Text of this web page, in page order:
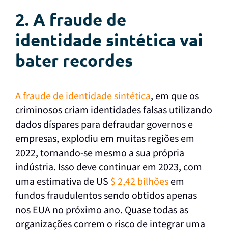
2. A fraude de
identidade sintética vai
bater recordes
A fraude de identidade sintética, em que os
criminosos criam identidades falsas utilizando
dados díspares para defraudar governos e
empresas, explodiu em muitas regiões em
2022, tornando-se mesmo a sua própria
indústria. Isso deve continuar em 2023, com
uma estimativa de US $ 2,42 bilhõesem
fundos fraudulentos sendo obtidos apenas
nos EUA no próximo ano. Quase todas as
organizações correm o risco de integrar uma